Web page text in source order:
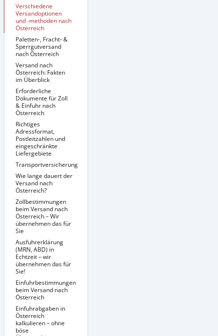
Verschiedene
Versandoptionen
und -methoden nach
Österreich
Paletten-, Fracht- &
Sperrgutversand
nach Österreich
Zusätzliche
Informationen:
Versand nach
Österreich: Fakten
im Überblick
Erforderliche
Dokumente für Zoll
& Einfuhr nach
Österreich
Richtiges
Adressformat,
Postleitzahlen und
eingeschränkte
Liefergebiete
Richtige Verpackung
Sendungsverfolgung
/ Tracking &
Dokumentenmanagement
Transportversicherung
Wie lange dauert der
Versand nach
Österreich?
Zollbestimmungen
beim Versand nach
Österreich – Wir
übernehmen das für
Sie
Ausfuhrerklärung
(MRN, ABD) in
Echtzeit – wir
übernehmen das für
Sie!
Einfuhrbestimmungen
beim Versand nach
Österreich
Besondere
Versandbedingungen
für bestimmte
Produkte nach
Einfuhrabgaben in
Österreich
kalkulieren – ohne
böse